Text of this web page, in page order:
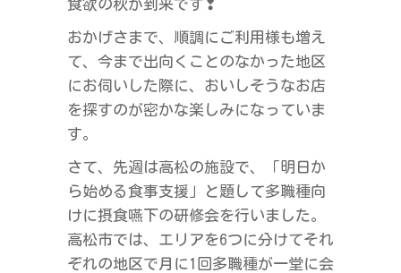
食欲の秋が到来です❢
おかげさまで、順調にご利用様も増え
て、今まで出向くことのなかった地区
にお伺いした際に、おいしそうなお店
を探すのが密かな楽しみになっていま
す。
さて、先週は高松の施設で、「明日か
ら始める食事支援」と題して多職種向
けに摂食嚥下の研修会を行いました。
高松市では、エリアを6つに分けてそれ
ぞれの地区で月に1回多職種が一堂に会